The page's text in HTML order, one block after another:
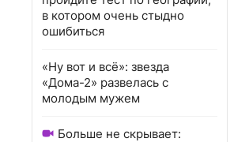
в котором очень стыдно
ошибиться
«Ну вот и всё»: звезда
«Дома-2» развелась с
молодым мужем
Больше не скрывает: